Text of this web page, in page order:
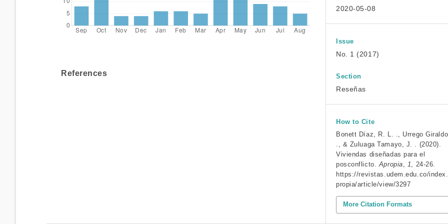
References
2020-05-08
Issue
No. 1 (2017)
Section
Reseñas
How to Cite
Bonett Díaz, R. L. ., Urrego
., & Zuluaga Tamayo, J. . (2020).
Viviendas diseñadas para el
posconflicto.Apropia, 1, 24-26.
https://revistas.udem.edu.co/
propia/article/view/3297
More Citation Formats